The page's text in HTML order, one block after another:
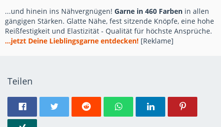
...und hinein ins Nähvergnügen! Garne in 460 Farben in allen
gängigen Stärken. Glatte Nähe, fest sitzende Knöpfe, eine hohe
Reißfestigkeit und Elastizität - Qualität für höchste Ansprüche.
...jetzt Deine Lieblingsgarne entdecken! [Reklame]
Teilen